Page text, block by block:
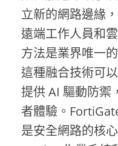
立新的網路邊緣
遠端工作人員和
方法是業界唯一
這種融合技術可
提供 AI 驅動防禦
者體驗。
是安全網路的核